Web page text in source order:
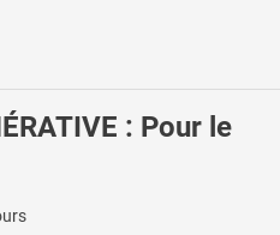
: Pour le